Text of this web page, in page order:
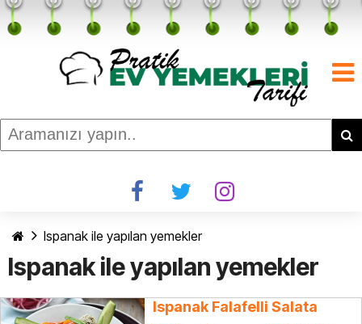
Ispanak ile yapılan yemekler
Ispanak ile yapılan yemekler
Ispanak Falafelli Salata